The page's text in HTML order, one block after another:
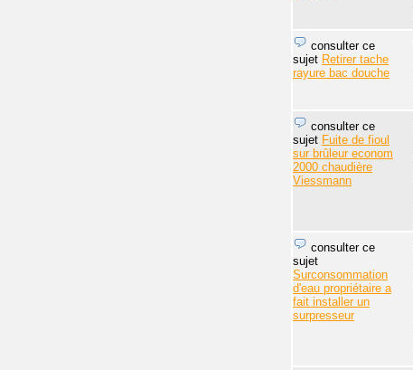
consulter ce
sujet Retirer tache
rayure bac douche
consulter ce
sujet Fuite de fioul
sur brûleur econom
2000 chaudière
Viessmann
consulter ce
sujet
Surconsommation
d'eau propriétaire a
fait installer un
surpresseur